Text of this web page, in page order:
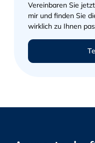
Vereinbaren Sie
mir und finden Sie
wirklich zu Ihnen